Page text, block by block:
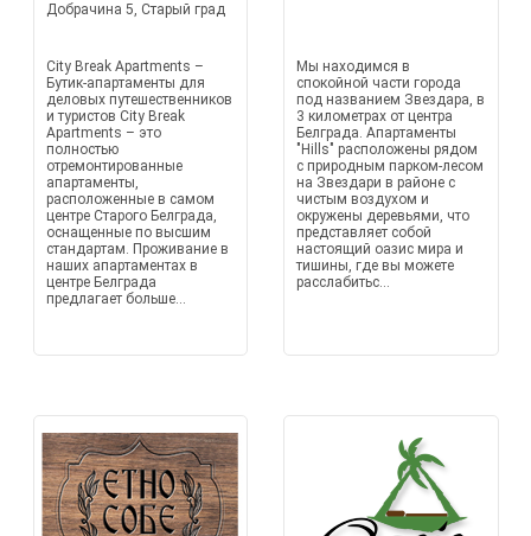
Добрачина 5, Старый град
City Break Apartments –
Бутик-апартаменты для
деловых путешественников
и туристов City Break
Apartments – это
полностью
отремонтированные
апартаменты,
расположенные в самом
центре Старого Белграда,
оснащенные по высшим
стандартам. Проживание в
наших апартаментах в
центре Белграда
предлагает больше...
Мы находимся в
спокойной части города
под названием Звездара, в
3 километрах от центра
Белграда. Апартаменты
"Hills" расположены рядом
с природным парком-лесом
на Звездари в районе с
чистым воздухом и
окружены деревьями, что
представляет собой
настоящий оазис мира и
тишины, где вы можете
расслабитьс...